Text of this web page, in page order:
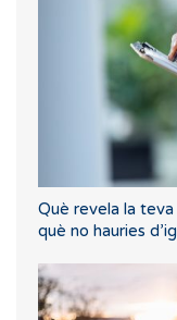
Què revela la
què no hauries